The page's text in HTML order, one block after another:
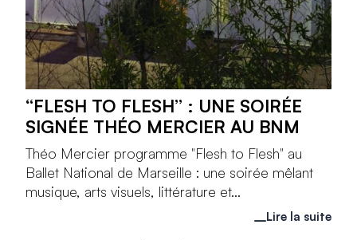
“FLESH TO FLESH” : UNE SOIRÉE
SIGNÉE THÉO MERCIER AU BNM
Théo Mercier programme "Flesh to Flesh" au
Ballet National de Marseille : une soirée mêlant
musique, arts visuels, littérature et...
Lire la suite